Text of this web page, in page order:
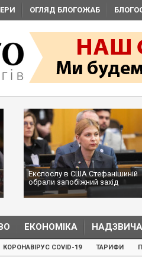
ОГЛЯД БЛОГОЖАБ
Експослу в США Стефанішиній
обрали запобіжний захід
ЕКОНОМІКА
КОРОНАВІРУС COVID-19 ТАРИФИ